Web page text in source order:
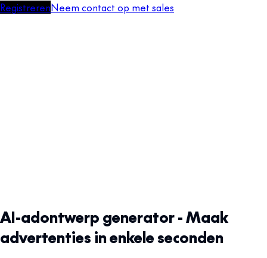
RegistrerenNeem contact op met sales
AI-adontwerp generator - Maak
advertenties in enkele seconden